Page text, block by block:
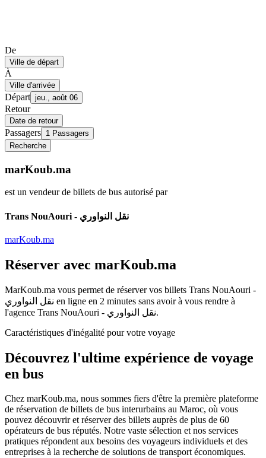
De
Ville de départ
À
Ville d'arrivée
Départ jeu., août 06
Retour
Date de retour
Passagers 1 Passagers
Recherche
marKoub.ma
est un vendeur de billets de bus autorisé par
Trans NouAouri - نقل النواوري
marKoub.ma
Réserver avec marKoub.ma
MarKoub.ma vous permet de réserver vos billets Trans NouAouri -
نقل النواوري en ligne en 2 minutes sans avoir à vous rendre à
l'agence
Trans NouAouri - نقل النواوري.
Caractéristiques d'inégalité pour votre voyage
Découvrez l'ultime expérience de voyage
en bus
Chez marKoub.ma, nous sommes fiers d'être la première plateforme
de réservation de billets de bus interurbains au Maroc, où vous
pouvez découvrir et réserver des billets auprès de plus de 60
opérateurs de bus réputés. Notre vaste sélection et nos services
pratiques répondent aux besoins des voyageurs individuels et des
entreprises à la recherche de solutions de transport économiques.